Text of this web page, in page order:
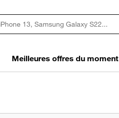
Meilleures offres du moment